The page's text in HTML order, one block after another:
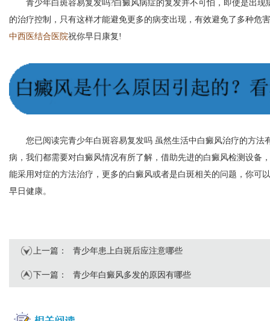
青少年白斑容易复发吗?白癜风病症的复发并不可怕，即使是出现
的治疗控制，只有这样才能避免更多的病变出现，有效避免了多种危
中西医结合医院祝你早日康复!
您已阅读完青少年白斑容易复发吗 虽然生活中白癜风治疗的方法
病，我们都需要对白癜风情况有所了解，借助先进的白癜风检测设备
能采用对症的方法治疗，更多的白癜风或者是白斑相关的问题，你可
早日健康。
上一篇： 青少年患上白斑后应注意哪些
下一篇： 青少年白癜风多发的原因有哪些